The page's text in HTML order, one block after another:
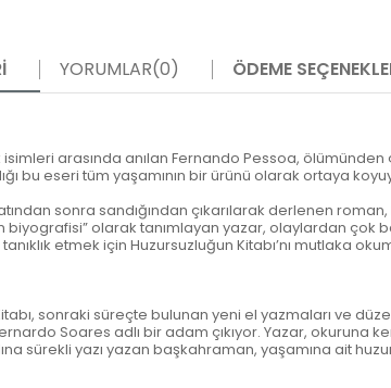
YORUMLAR(0) ÖDEME
arasında anılan Fernando Pessoa,
bu eseri tüm yaşamının bir ürünü olarak ortaya
sonra sandığından çıkarılarak derlenen
biyografisi” olarak tanımlayan yazar, olaylardan
etmek için Huzursuzluğun Kitabı’nı mutlaka
Kitabı, sonraki süreçte bulunan yeni el yazmaları ve
Soares adlı bir adam çıkıyor. Yazar, okuruna
sürekli yazı yazan başkahraman, yaşamına ait